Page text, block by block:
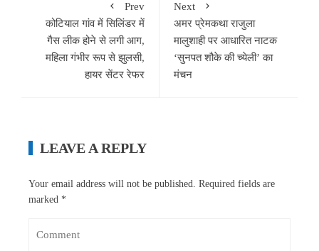
Prev
कोटियाल गांव में सिलिंडर में
गैस लीक होने से लगी आग,
महिला गंभीर रूप से झुलसी,
हायर सेंटर रेफर
Next
अमर प्रेमकथा राजुला
मालुशाही पर आधारित नाटक
‘सुनपत शौके की च्येली’ का
मंचन
LEAVE A REPLY
Your email address will not be published. Required fields are
marked *